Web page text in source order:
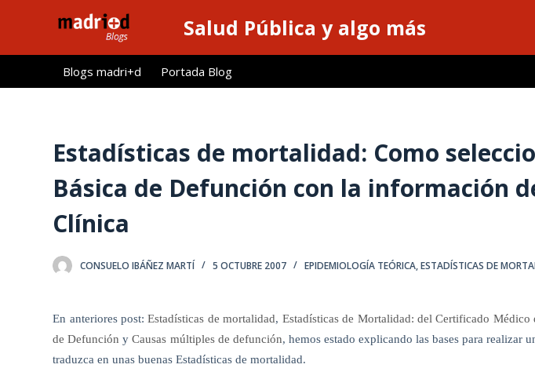
l
Salud Pública y algo más
Blogs madri+d Portada Blog
Estadísticas de mortalidad: Como
Básica de Defunción con la información
Clínica
CONSUELO IBÁÑEZ MARTÍ 5 OCTUBRE 2007 EPIDEMIOLOGÍA TEÓRICA,ESTADÍSTICAS DE
En anteriores post:Estadísticas de mortalidad, Estadísticas de Mortalidad: del Certificado
de Defunción y Causas múltiples de defunción, hemos estado explicando las bases para realizar
traduzca en unas buenas Estadísticas de mortalidad.